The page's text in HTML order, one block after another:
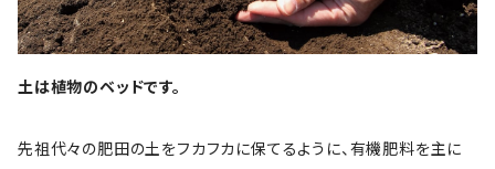
土は植物のベッドです。
先祖代々の肥田の土をフカフカに保てるように、有機肥料を主に